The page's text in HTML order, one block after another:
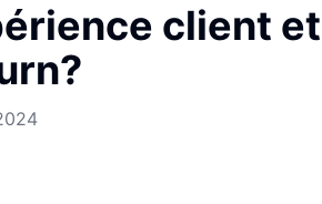
client et